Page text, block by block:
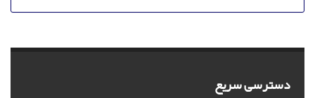
دسترسی سریع